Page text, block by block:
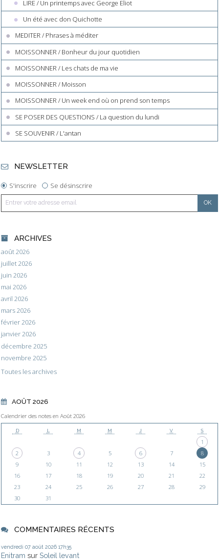
LIRE / Un printemps avec George Eliot
Un été avec don Quichotte
MEDITER / Phrases à méditer
MOISSONNER / Bonheur du jour quotidien
MOISSONNER / Les chats de ma vie
MOISSONNER / Moisson
MOISSONNER / Un week end où on prend son temps
SE POSER DES QUESTIONS / La question du lundi
SE SOUVENIR / L'antan
NEWSLETTER
S'inscrire Se désinscrire
ARCHIVES
août 2026
juillet 2026
juin 2026
mai 2026
avril 2026
mars 2026
février 2026
janvier 2026
décembre 2025
novembre 2025
Toutes les archives
AOÛT 2026
Calendrier des notes en Août 2026
D L M M J V S
1
2
3 4 5 6 7
8
9
10 11 12 13 14
15
16
17 18 19 20 21
22
23
24 25 26 27 28
29
30
31
COMMENTAIRES RÉCENTS
vendredi 07 août 2026 17h35
Enitram sur Soleil levant